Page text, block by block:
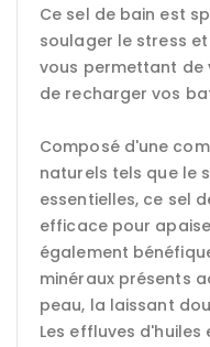
Ce sel de bain est
soulager le stress
vous permettant de
de recharger vos
Composé d'une
naturels tels que le
essentielles, ce sel
efficace pour
également
minéraux présents
peau, la laissant
Les effluves